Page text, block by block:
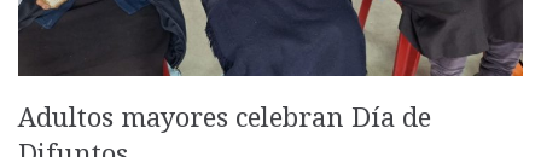
Adultos mayores celebran Día de